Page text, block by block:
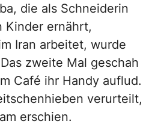
die als Schneiderin
Kinder ernährt,
Iran arbeitet, wurde
zweite Mal geschah
Café ihr Handy auflud.
verurteilt,
erschien.